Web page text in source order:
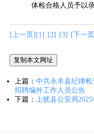
体检合格人员予以录
[上一页][1] [2] [3] [下一
复制本文网址
上篇： 中共永丰县纪律
招聘编外工作人员公告
下篇： 上犹县公安局